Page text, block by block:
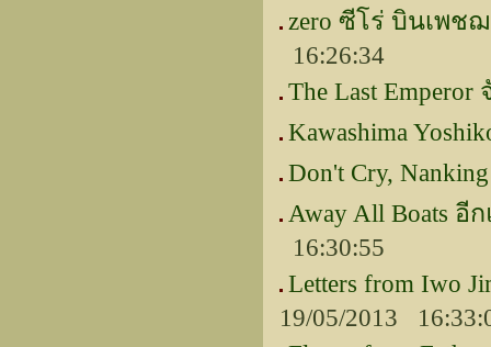
zero ซีโร่ บินเพ
16:26:34
The Last
Kawashima
Don't Cry,
Away All Boats
16:30:55
Letters from Iwo
19/05/2013